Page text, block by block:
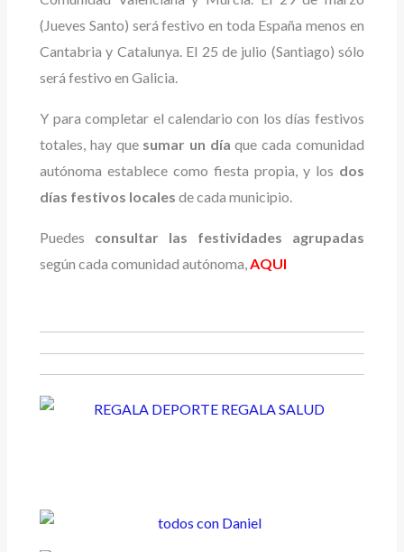
(Jueves Santo) será festivo en toda España menos en
Cantabria y Catalunya. El 25 de julio (Santiago) sólo
será festivo en Galicia.
Y para completar el calendario con los días festivos
totales, hay que sumar un día que cada comunidad
autónoma establece como fiesta propia, y los dos
días festivos locales de cada municipio.
Puedes consultar las festividades agrupadas
según cada comunidad autónoma,AQUI